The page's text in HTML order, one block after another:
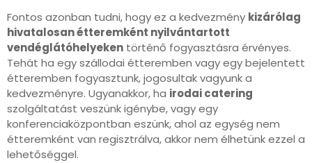
Fontos azonban tudni, hogy ez a kedvezmény kizárólag
hivatalosan étteremként nyilvántartott
vendéglátóhelyeken történő fogyasztásra érvényes.
Tehát ha egy szállodai étteremben vagy egy bejelentett
étteremben fogyasztunk, jogosultak vagyunk a
kedvezményre. Ugyanakkor, ha irodai catering
szolgáltatást veszünk igénybe, vagy egy
konferenciaközpontban eszünk, ahol az egység nem
étteremként van regisztrálva, akkor nem élhetünk ezzel a
lehetőséggel.